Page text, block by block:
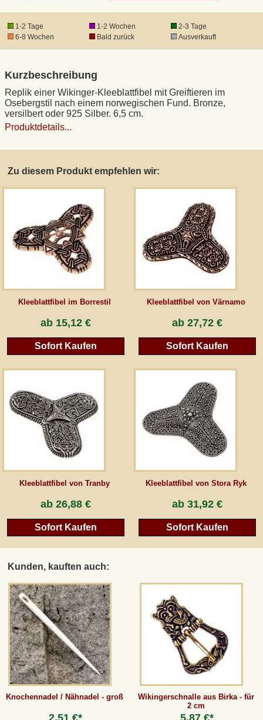
1-2 Tage 1-2 Wochen
2-3 Tage
6-8 Wochen
Bald zurück Ausverkauft
Kurzbeschreibung
Replik einer Wikinger-Kleeblattfibel mit Greiftieren im
Osebergstil nach einem norwegischen Fund. Bronze,
versilbert oder 925 Silber. 6,5 cm.
Produktdetails...
Zu diesem Produkt empfehlen wir:
Kleeblattfibel im Borrestil
ab 15,12 €
Sofort Kaufen
Kleeblattfibel von Värnamo
ab 27,72 €
Sofort Kaufen
Kleeblattfibel von Tranby
ab 26,88 €
Sofort Kaufen
Kleeblattfibel von Stora Ryk
ab 31,92 €
Sofort Kaufen
Kunden, kauften auch:
Knochennadel / Nähnadel - groß
Wikingerschnalle aus Birka - für
2 cm
Waffenrecht und FSK 18
Datenschutz
Widerrufsrecht
Mittelalter-Großhandel
Gästebuch
Vertrag wiederrufen
*Alle Preise inkl. MwSt., inkl. Verpackungskosten, zggl. Versandkosten und zzgl.
Zur klassischen Website